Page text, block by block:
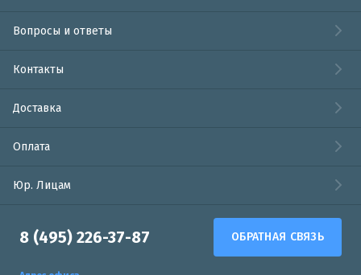
Вопросы и ответы
Контакты
Доставка
Оплата
Юр. Лицам
8 (495) 226-37-87 ОБРАТНАЯ СВЯЗЬ